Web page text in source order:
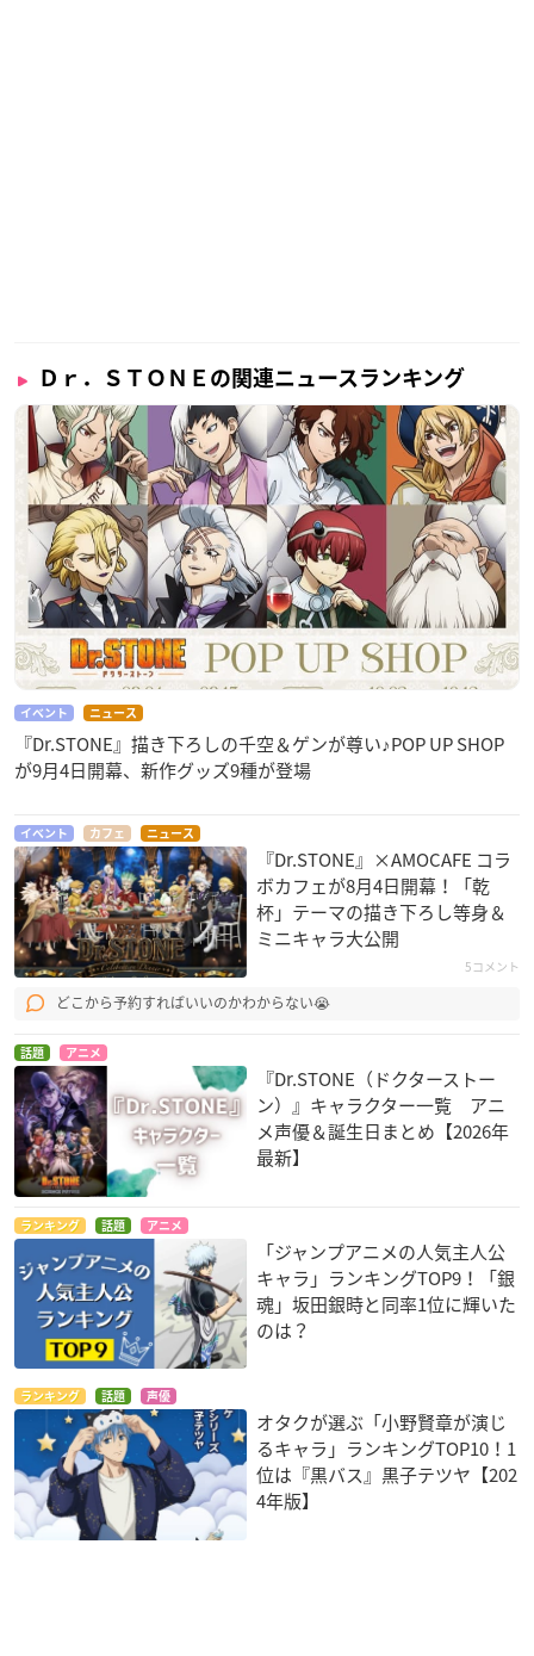
Ｄｒ．ＳＴＯＮＥの関連ニュースランキング
イベント ニュース
『Dr.STONE』描き下ろしの千空＆ゲンが尊い♪POP UP SHOP
が9月4日開幕、新作グッズ9種が登場
イベント カフェ ニュース
『Dr.STONE』×AMOCAFE コラ
ボカフェが8月4日開幕！「乾
杯」テーマの描き下ろし等身＆
ミニキャラ大公開
5コメント
どこから予約すればいいのかわからない😭
話題 アニメ
『Dr.STONE（ドクターストー
ン）』キャラクター一覧 アニ
メ声優＆誕生日まとめ【2026年
最新】
ランキング 話題 アニメ
「ジャンプアニメの人気主人公
キャラ」ランキングTOP9！「銀
魂」坂田銀時と同率1位に輝いた
のは？
ランキング 話題 声優
オタクが選ぶ「小野賢章が演じ
るキャラ」ランキングTOP10！1
位は『黒バス』黒子テツヤ【202
4年版】